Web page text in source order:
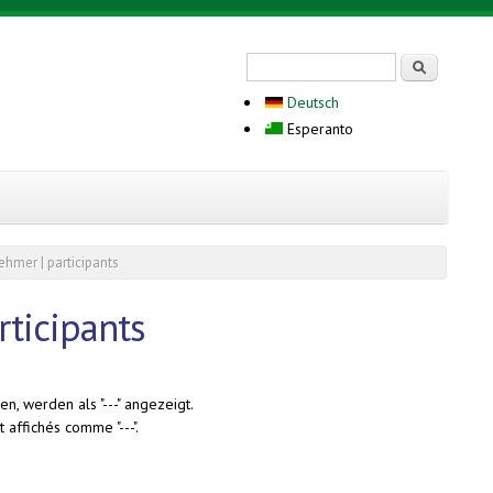
Deutsch
Esperanto
| participants
werden als "---" angezeigt.
comme "---".